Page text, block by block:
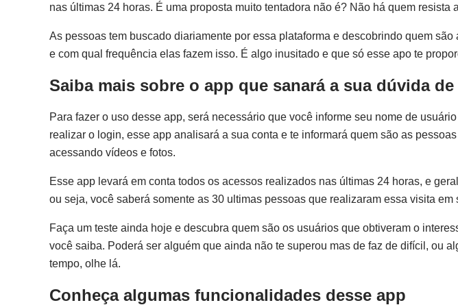
nas últimas 24 horas. É uma proposta muito tentadora não é? Não há quem resista
As pessoas tem buscado diariamente por essa plataforma e descobrindo quem
e com qual frequência elas fazem isso. É algo inusitado e que só esse apo te
Saiba mais sobre o app que sanará a sua dúvida
Para fazer o uso desse app, será necessário que você informe seu nome de
realizar o login, esse app analisará a sua conta e te informará quem são as
acessando vídeos e fotos.
Esse app levará em conta todos os acessos realizados nas últimas 24 horas, e
ou seja, você saberá somente as 30 ultimas pessoas que realizaram essa visita em
Faça um teste ainda hoje e descubra quem são os usuários que obtiveram o
você saiba. Poderá ser alguém que ainda não te superou mas de faz de difícil, ou
tempo, olhe lá.
Conheça algumas funcionalidades desse app